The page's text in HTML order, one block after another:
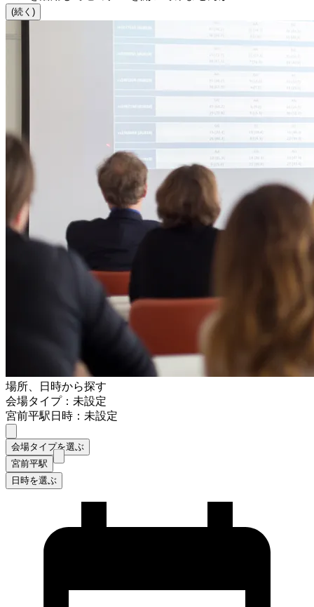
(続く)
場所、日時から探す
会場タイプ：未設定
宮前平駅日時：未設定
会場タイプを選ぶ
宮前平駅
日時を選ぶ